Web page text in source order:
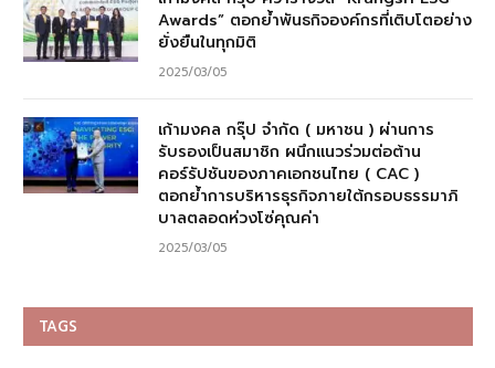
Awards” ตอกย้ำพันธกิจองค์กรที่เติบโตอย่าง
ยั่งยืนในทุกมิติ
2025/03/05
เก้ามงคล กรุ๊ป จำกัด ( มหาชน ) ผ่านการ
รับรองเป็นสมาชิก ผนึกแนวร่วมต่อต้าน
คอร์รัปชันของภาคเอกชนไทย ( CAC )
ตอกย้ำการบริหารธุรกิจภายใต้กรอบธรรมาภิ
บาลตลอดห่วงโซ่คุณค่า
2025/03/05
TAGS